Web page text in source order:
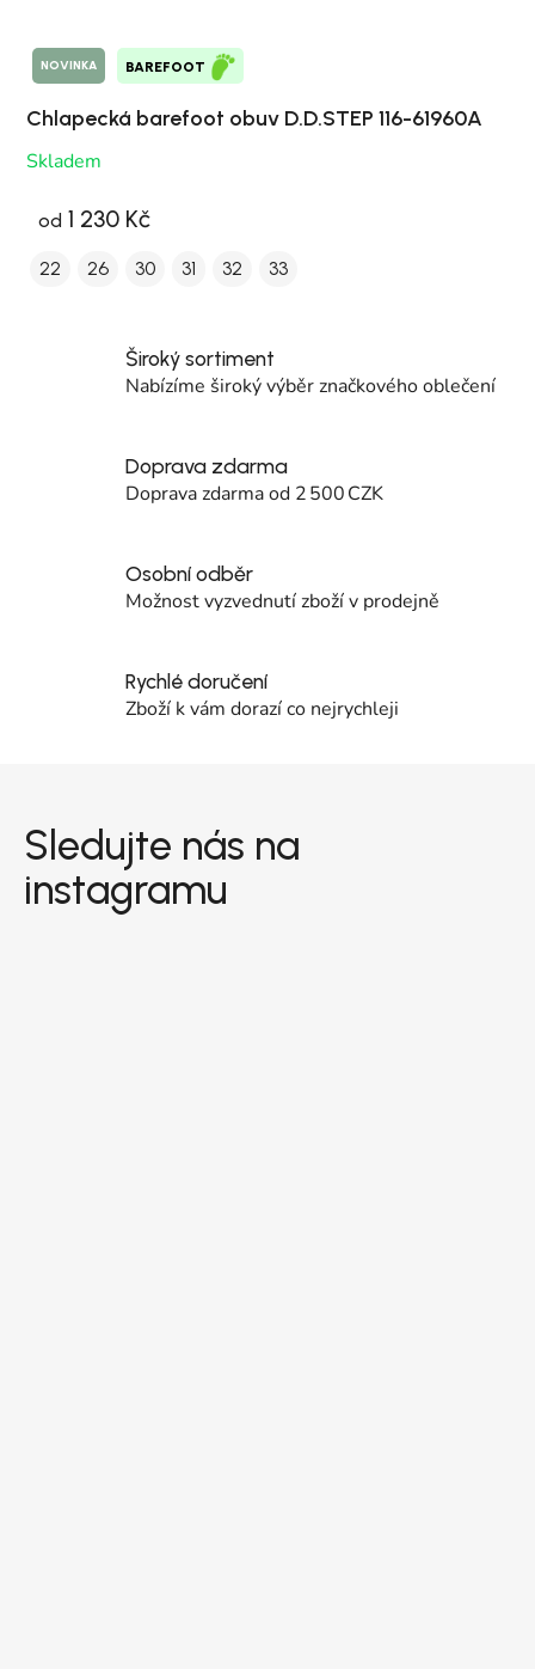
NOVINKA BAREFOOT
Chlapecká barefoot obuv D.D.STEP 116-61960A
Skladem
od 1 230 Kč
22 26 30 31 32 33
Široký sortiment
Nabízíme široký výběr značkového oblečení
Doprava zdarma
Doprava zdarma od 2 500 CZK
Osobní odběr
Možnost vyzvednutí zboží v prodejně
Rychlé doručení
Zboží k vám dorazí co nejrychleji
Sledujte nás na
instagramu